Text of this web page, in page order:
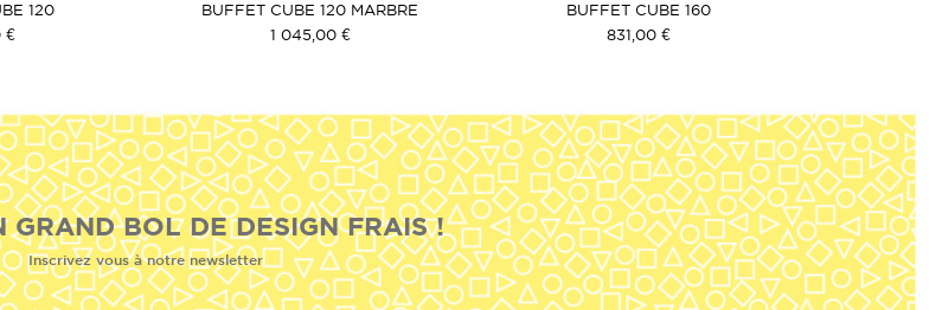
120
€
BUFFET CUBE 120 MARBRE
1 045,00 €
BUFFET CUBE 160
831,00 €
GRAND BOL DE DESIGN FRAIS !
Inscrivez vous à notre newsletter